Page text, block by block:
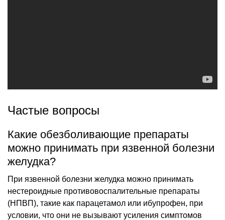
Частые вопросы
Какие обезболивающие препараты
можно принимать при язвенной болезни
желудка?
При язвенной болезни желудка можно принимать
нестероидные противовоспалительные препараты
(НПВП), такие как парацетамол или ибупрофен, при
условии, что они не вызывают усиления симптомов